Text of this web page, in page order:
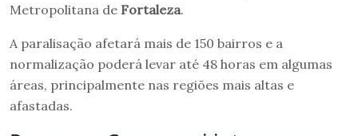
Metropolitana de Fortaleza.
A paralisação afetará mais de 150 bairros e a
normalização poderá levar até 48 horas em algumas
áreas, principalmente nas regiões mais altas e
afastadas.